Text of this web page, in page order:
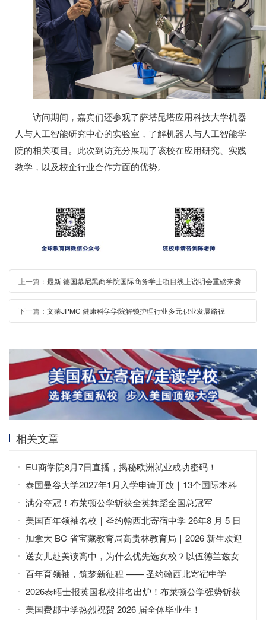
访问期间，嘉宾们还参观了萨塔昆塔应用科技大学机器
人与人工智能研究中心的实验室，了解机器人与人工智能学
院的相关项目。此次到访充分展现了该校在应用研究、实践
教学，以及校企行业合作方面的优势。
上一篇： 最新|德国慕尼黑商学院国际商务学士项目线上说明会重磅来袭
下一篇： 文莱JPMC 健康科学学院解锁护理行业多元职业发展路径
相关文章
EU商学院8月7日直播，揭秘欧洲就业成功密码！
泰国曼谷大学2027年1月入学申请开放｜13个国际本科
+中英双语
满分夺冠！布莱顿公学斩获全英舞蹈全国总冠军
美国百年领袖名校｜圣约翰西北寄宿中学 26年8 月 5 日
免费开放日
加拿大 BC 省宝藏教育局高贵林教育局｜2026 新生欢迎
会
送女儿赴美读高中，为什么优先选女校？以伍德兰兹女
子寄宿高中为例
百年育领袖，筑梦新征程 —— 圣约翰西北寄宿中学
（SJNA）
2026泰晤士报英国私校排名出炉！布莱顿公学强势斩获
全英第二
美国费郡中学热烈祝贺 2026 届全体毕业生！